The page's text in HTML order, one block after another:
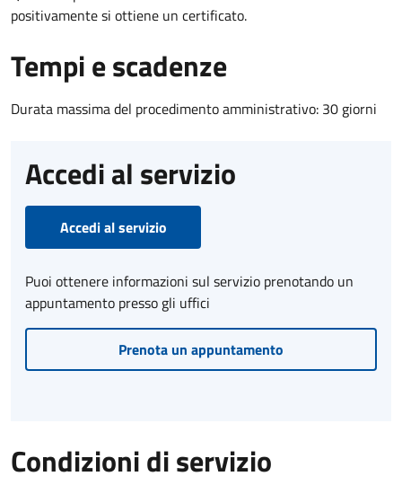
positivamente si ottiene un certificato.
Tempi e scadenze
Durata massima del procedimento amministrativo: 30 giorni
Accedi al servizio
Accedi al servizio
Puoi ottenere informazioni sul servizio prenotando un
appuntamento presso gli uffici
Prenota un appuntamento
Condizioni di servizio